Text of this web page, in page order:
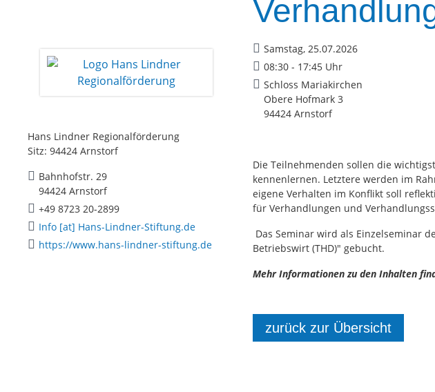
Hans Lindner Regionalförderung
Sitz: 94424 Arnstorf
Bahnhofstr. 29
94424 Arnstorf
+49 8723 20-2899
Info [at] Hans-Lindner-Stiftung.de
https://www.hans-lindner-stiftung.de
Samstag, 25.07.2026
08:30 - 17:45 Uhr
Schloss Mariakirchen
Obere Hofmark 3
94424 Arnstorf
Die Teilnehmenden sollen die
kennenlernen. Letztere werden im
eigene Verhalten im Konflikt soll
für Verhandlungen und
Das Seminar wird als Einzelseminar
Betriebswirt (THD)" gebucht.
Mehr Informationen zu den Inhalten
zurück zur Übersicht